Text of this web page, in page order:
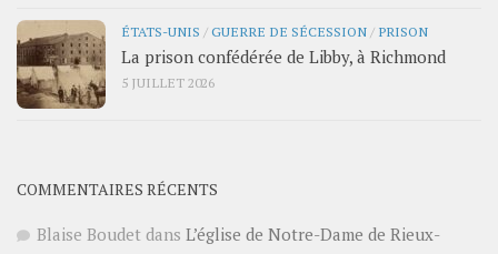
ÉTATS-UNIS /GUERRE DE SÉCESSION / PRISON
La prison confédérée de Libby, à Richmond
5 JUILLET 2026
COMMENTAIRES RÉCENTS
Blaise Boudet dans L’église de Notre-Dame de Rieux-